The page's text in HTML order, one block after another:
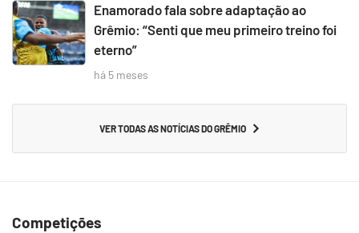
Enamorado fala sobre adaptação ao
Grêmio: “Senti que meu primeiro treino foi
eterno”
há 5 meses
VER TODAS AS NOTÍCIAS DO GRÊMIO
Competições